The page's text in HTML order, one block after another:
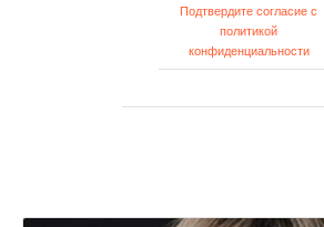
Подтвердите согласие с
политикой
конфиденциальности